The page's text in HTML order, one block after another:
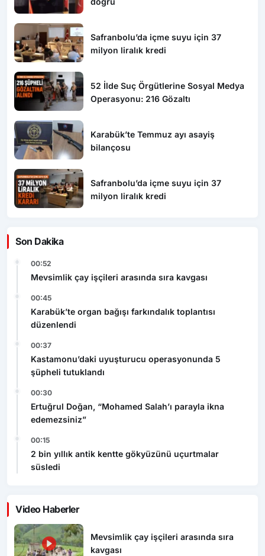
Safranbolu’da içme suyu için 37
milyon liralık kredi
52 İlde Suç Örgütlerine Sosyal Medya
Operasyonu: 216 Gözaltı
Karabük’te Temmuz ayı asayiş
bilançosu
Safranbolu’da içme suyu için 37
milyon liralık kredi
Son Dakika
00:52
Mevsimlik çay işçileri arasında sıra kavgası
00:45
Karabük’te organ bağışı farkındalık toplantısı
düzenlendi
00:37
Kastamonu’daki uyuşturucu operasyonunda 5
şüpheli tutuklandı
00:30
Ertuğrul Doğan, “Mohamed Salah’ı parayla ikna
edemezsiniz”
00:15
2 bin yıllık antik kentte gökyüzünü uçurtmalar
süsledi
Video Haberler
Mevsimlik çay işçileri arasında sıra
kavgası